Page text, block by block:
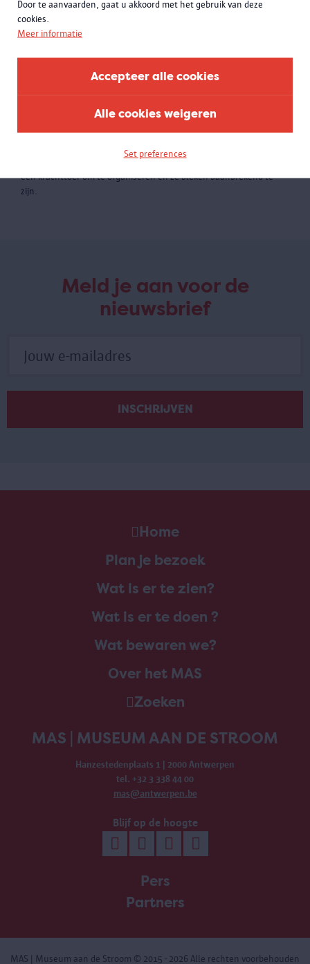
Door te aanvaarden, gaat u akkoord met het gebruik van deze
cookies.
Meer informatie
Accepteer alle cookies
Alle cookies weigeren
Set preferences
Breaking Boundaries
AFGELOPEN - De Olympische Spelen van 1920 in Antwerpen waren
een krachttoer om te organiseren én ze bleken baanbrekend te
zijn.
Meld je aan voor de
nieuwsbrief
Home
Plan je bezoek
Wat is er te zien?
Wat is er te doen ?
Wat bewaren we?
Over het MAS
Zoeken
MAS | MUSEUM AAN DE STROOM
Hanzestedenplaats 1 | 2000 Antwerpen
tel. +32 3 338 44 00
mas@antwerpen.be
Blijf op de hoogte
Pers
Partners
MAS | Museum aan de Stroom © 2015 - 2026 Alle rechten voorbehouden